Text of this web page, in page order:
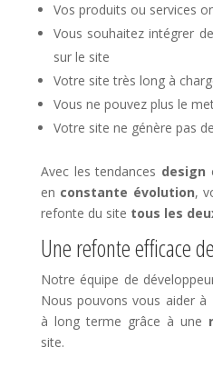
Vos produits ou services
Vous souhaitez intégrer
sur le site
Votre site très long à
Vous ne pouvez plus le
Votre site ne génère pas
Avec les tendances design
en constante évolution,
refonte du site tous les
Une refonte efficace
Notre équipe de
Nous pouvons vous aider à
à long terme grâce à une
site.